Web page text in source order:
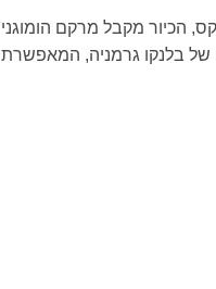
לארון
הכיור מקבל מרקם
של בלנקו גרמניה,